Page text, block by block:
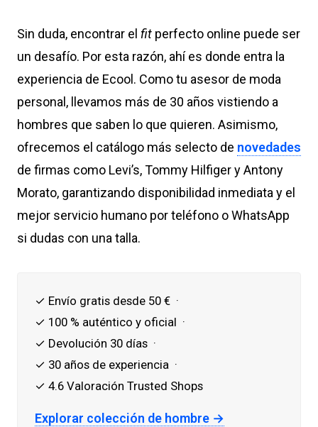
Sin duda, encontrar el fit perfecto online puede ser
un desafío. Por esta razón, ahí es donde entra la
experiencia de Ecool. Como tu asesor de moda
personal, llevamos más de 30 años vistiendo a
hombres que saben lo que quieren. Asimismo,
ofrecemos el catálogo más selecto de novedades
de firmas como Levi’s, Tommy Hilfiger y Antony
Morato, garantizando disponibilidad inmediata y el
mejor servicio humano por teléfono o WhatsApp
si dudas con una talla.
✓ Envío gratis desde 50 € ·
✓ 100 % auténtico y oficial ·
✓ Devolución 30 días ·
✓ 30 años de experiencia ·
✓ 4.6 Valoración Trusted Shops
Explorar colección de hombre →